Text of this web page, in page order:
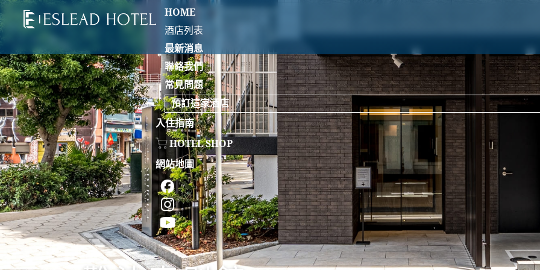
HOME
酒店列表
最新消息
聯絡我們
常見問題
預訂這家酒店
入住指南
HOTEL SHOP
網站地圖